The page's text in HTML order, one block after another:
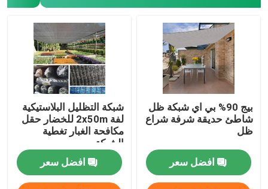
ضبط الجودة
اتصل بنا
طلب اقتباس
Russian website
بيج 90% بي اي شبكة ظل
شاطئ حديقة شرفة شراع
ظل
افضل سعر
شبكة التظليل البلاستيكية
لفة 2x50m للخضار حقل
مكافحة الغبار تغطية
الشبكة
افضل سعر